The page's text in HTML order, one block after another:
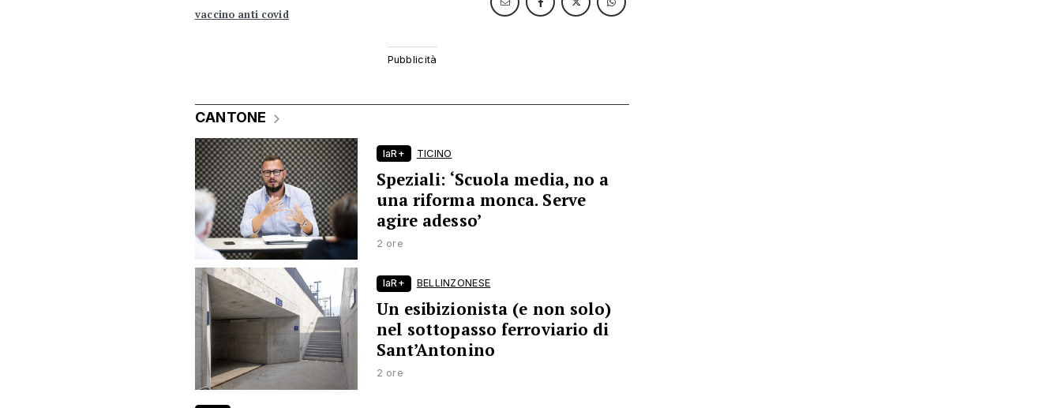
vaccino anti covid
CANTONE
laR+ TICINO
Speziali: ‘Scuola media, no a
una riforma monca. Serve
agire adesso’
2 ore
laR+ BELLINZONESE
Un esibizionista (e non solo)
nel sottopasso ferroviario di
Sant’Antonino
2 ore